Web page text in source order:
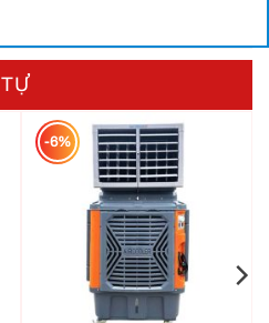
máy làm mát công nghiệp di
động
bánh xe
, máy dễ dàng di
khác nhau, đáp ứng nhu
Máy làm mát
-6%